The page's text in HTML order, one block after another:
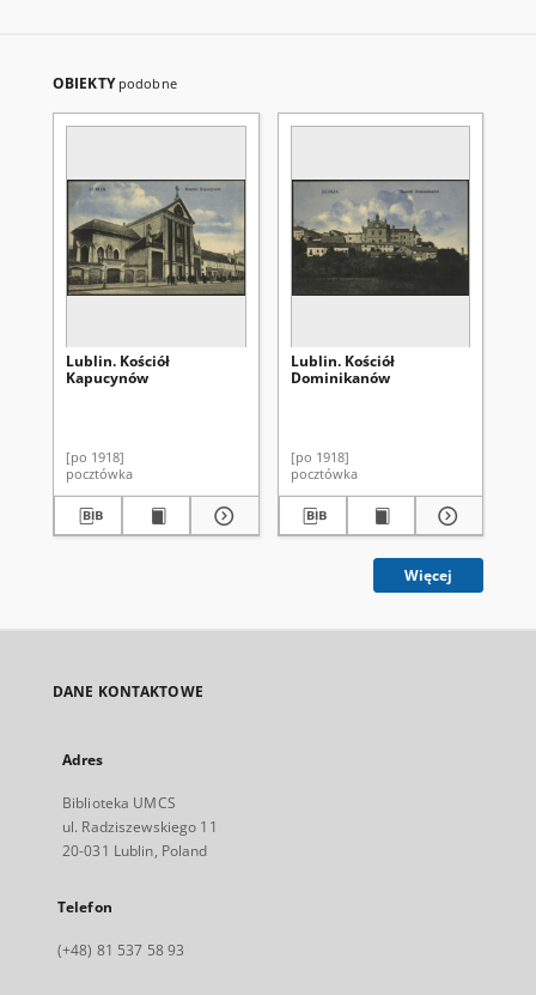
OBIEKTY podobne
Lublin. Kościół
Kapucynów
[po 1918]
pocztówka
Lublin. Kościół
Dominikanów
[po 1918]
pocztówka
Więcej
DANE KONTAKTOWE
Adres
Biblioteka UMCS
ul. Radziszewskiego 11
20-031 Lublin, Poland
Telefon
(+48) 81 537 58 93